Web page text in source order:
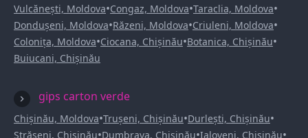
Vulcănești, Moldova•Congaz, Moldova•Taraclia, Moldova•
Dondușeni, Moldova•Răzeni, Moldova•Criuleni, Moldova•
Colonița, Moldova•Ciocana, Chișinău•Botanica, Chișinău•
Buiucani, Chișinău
gips carton verde
Chișinău, Moldova•Trușeni, Chișinău•Durlești, Chișinău•
Strășeni, Chișinău•Dumbrava, Chișinău•Ialoveni, Chișinău•